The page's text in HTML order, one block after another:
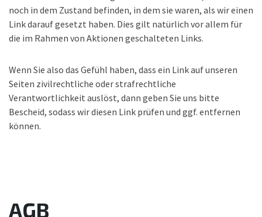
noch in dem Zustand befinden, in dem sie waren, als wir einen
Link darauf gesetzt haben. Dies gilt natürlich vor allem für
die im Rahmen von Aktionen geschalteten Links.
Wenn Sie also das Gefühl haben, dass ein Link auf unseren
Seiten zivilrechtliche oder strafrechtliche
Verantwortlichkeit auslöst, dann geben Sie uns bitte
Bescheid, sodass wir diesen Link prüfen und ggf. entfernen
können.
AGB